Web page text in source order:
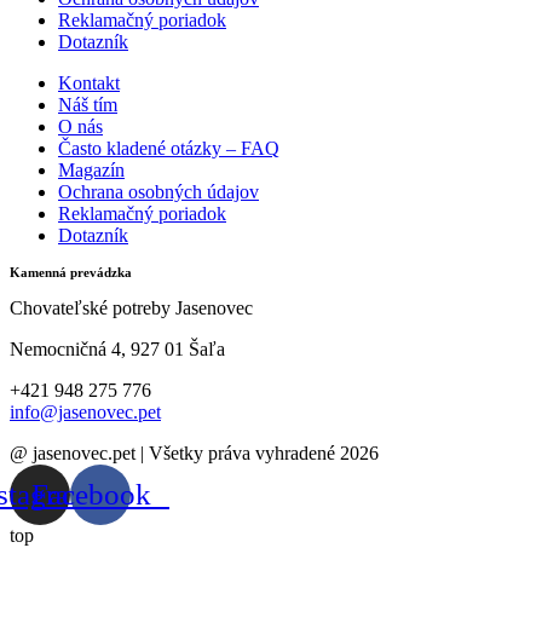
Reklamačný poriadok
Dotazník
Kontakt
Náš tím
O nás
Často kladené otázky – FAQ
Magazín
Ochrana osobných údajov
Reklamačný poriadok
Dotazník
Kamenná prevádzka
Chovateľské potreby Jasenovec
Nemocničná 4, 927 01 Šaľa
+421 948 275 776
info@jasenovec.pet
@ jasenovec.pet | Všetky práva vyhradené 2026
Facebook
top